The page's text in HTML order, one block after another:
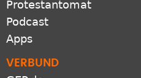
Podcast
Apps
GEP.de